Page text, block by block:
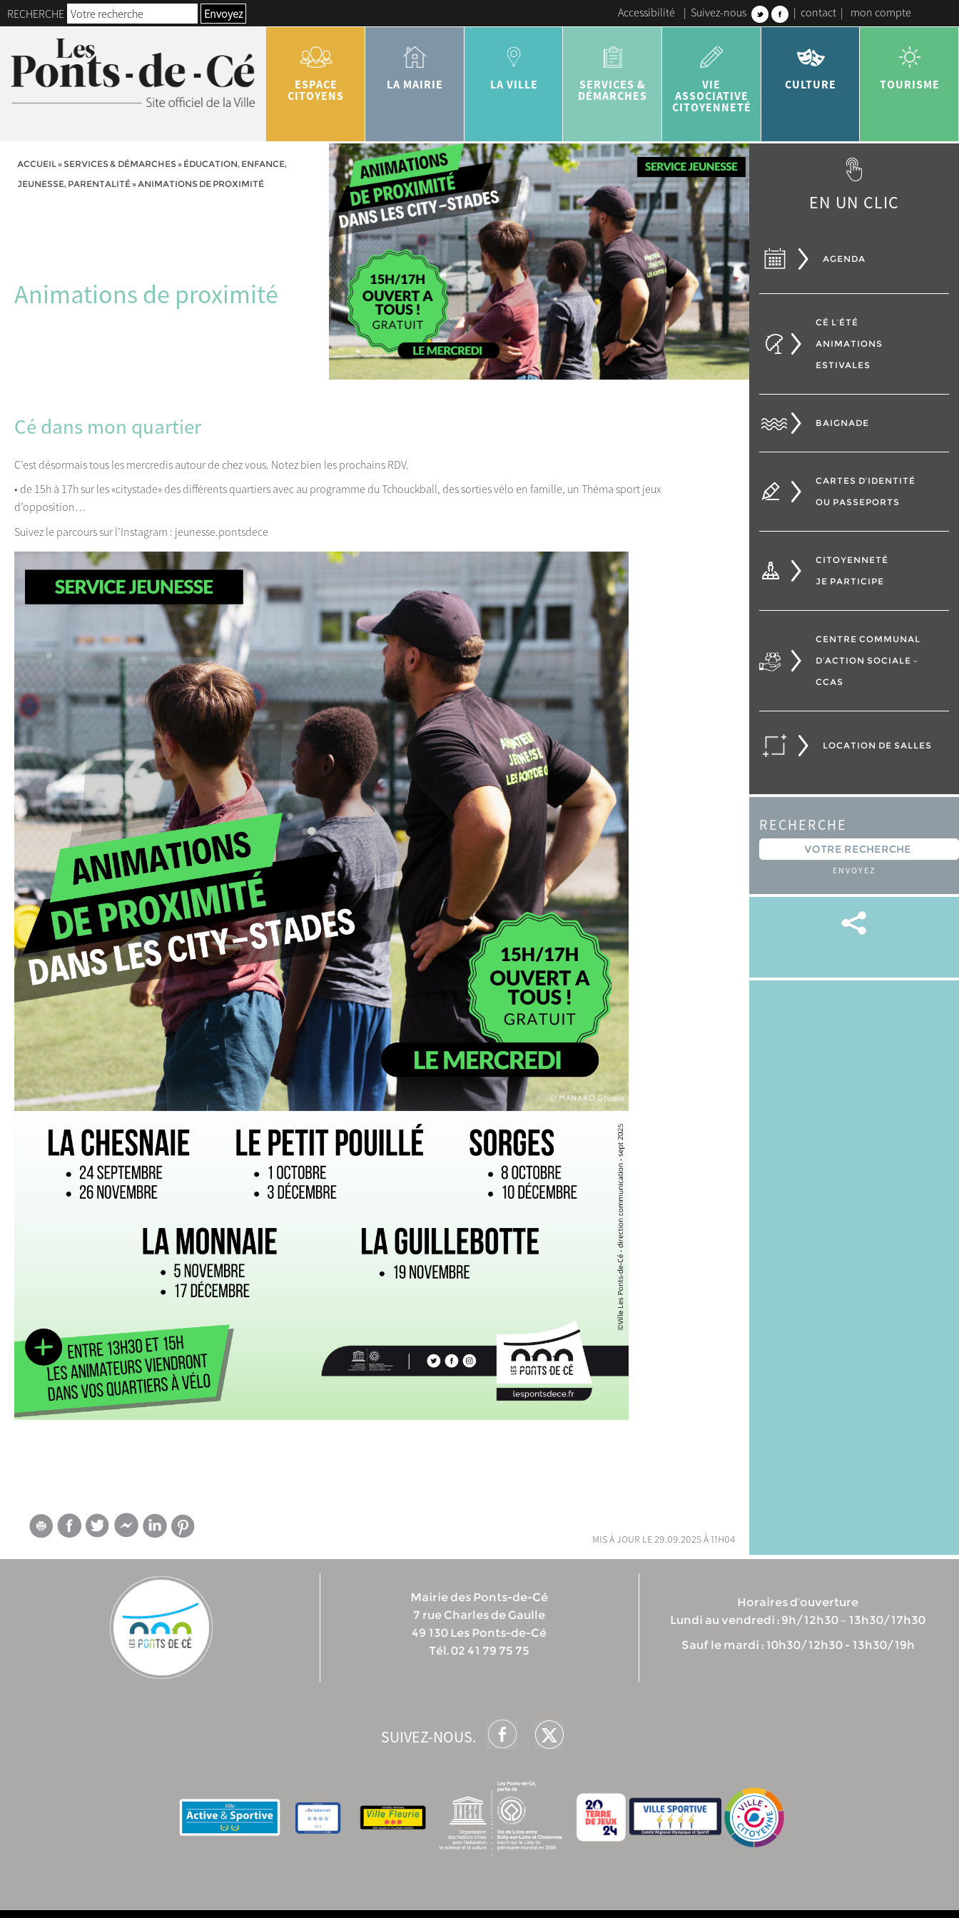
RECHERCHE Envoyez Accessibilité | Suivez-nous | contact | mon compte
ESPACE
CITOYENS
LA MAIRIE LA VILLE
SERVICES &
DÉMARCHES
VIE
ASSOCIATIVE
CITOYENNETÉ
CULTURE TOURISME
ACCUEIL» SERVICES & DÉMARCHES» ÉDUCATION, ENFANCE,
JEUNESSE, PARENTALITÉ»ANIMATIONS DE PROXIMITÉ
Animations de proximité
Cé dans mon quartier
C’est désormais tous les mercredis autour de chez vous. Notez bien les prochains RDV.
• de 15h à 17h sur les «citystade» des différents quartiers avec au programme du Tchouckball, des sorties vélo en famille, un Théma sport jeux
d’opposition…
Suivez le parcours sur l’Instagram : jeunesse.pontsdece
mis à jour le 29.09.2025 à 11h04
EN UN CLIC
AGENDA
CÉ L’ÉTÉ
ANIMATIONS
ESTIVALES
BAIGNADE
CARTES D’IDENTITÉ
OU PASSEPORTS
CITOYENNETÉ
JE PARTICIPE
CENTRE COMMUNAL
D’ACTION SOCIALE –
CCAS
LOCATION DE SALLES
RECHERCHE
ENVOYEZ
Mairie des Ponts-de-Cé
7 rue Charles de Gaulle
49 130 Les Ponts-de-Cé
Tél. 02 41 79 75 75
Horaires d’ouverture
Lundi au vendredi : 9h/12h30 – 13h30/17h30
Sauf le mardi : 10h30/12h30 - 13h30/19h
SUIVEZ-NOUS.